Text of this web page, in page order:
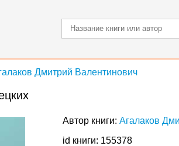
Дмитрий Валентинович
Автор книги: Агалаков
id книги: 155378